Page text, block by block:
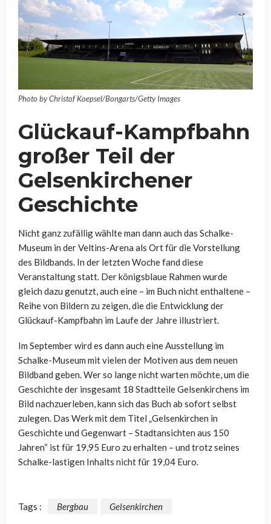
Photo by Christof Koepsel/Bongarts/Getty Images
Glückauf-Kampfbahn
großer Teil der
Gelsenkirchener
Geschichte
Nicht ganz zufällig wählte man dann auch das Schalke-
Museum in der Veltins-Arena als Ort für die Vorstellung
des Bildbands. In der letzten Woche fand diese
Veranstaltung statt. Der königsblaue Rahmen wurde
gleich dazu genutzt, auch eine – im Buch nicht enthaltene –
Reihe von Bildern zu zeigen, die die Entwicklung der
Glückauf-Kampfbahn im Laufe der Jahre illustriert.
Im September wird es dann auch eine Ausstellung im
Schalke-Museum mit vielen der Motiven aus dem neuen
Bildband geben. Wer so lange nicht warten möchte, um die
Geschichte der insgesamt 18 Stadtteile Gelsenkirchens im
Bild nachzuerleben, kann sich das Buch ab sofort selbst
zulegen. Das Werk mit dem Titel „Gelsenkirchen in
Geschichte und Gegenwart – Stadtansichten aus 150
Jahren“ ist für 19,95 Euro zu erhalten – und trotz seines
Schalke-lastigen Inhalts nicht für 19,04 Euro.
Tags : Bergbau Gelsenkirchen